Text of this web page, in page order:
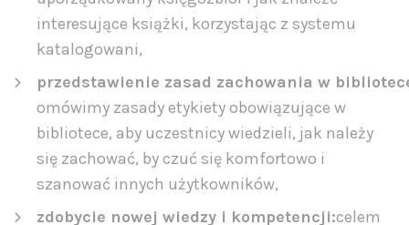
interesujące książki, korzystając z systemu
katalogowani,
przedstawienie zasad zachowania w
omówimy zasady etykiety obowiązujące w
bibliotece, aby uczestnicy wiedzieli, jak należy
się zachować, by czuć się komfortowo i
szanować innych użytkowników,
zdobycie nowej wiedzy i kompetencji:celem